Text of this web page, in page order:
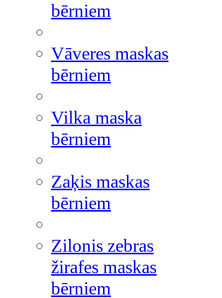
bērniem
Vāveres maskas
bērniem
Vilka maska
bērniem
Zaķis maskas
bērniem
Zilonis zebras
žirafes maskas
bērniem